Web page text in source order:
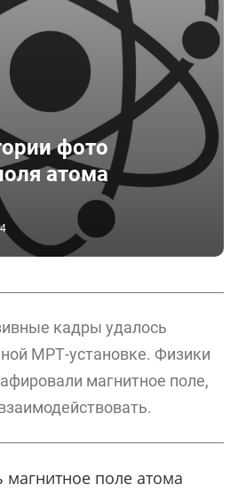
фото
атома
4
кадры удалось
МРТ-установке. Физики
магнитное поле,
поле атома